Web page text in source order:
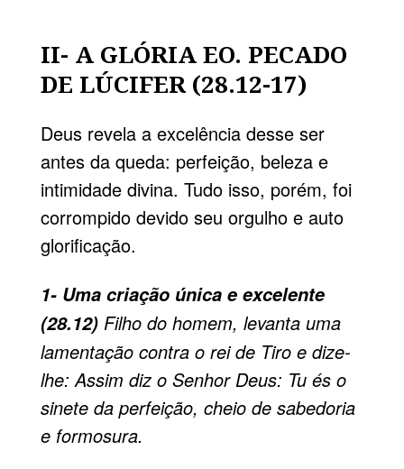
II- A GLÓRIA EO. PECADO
DE LÚCIFER (28.12-17)
Deus revela a excelência desse ser
antes da queda: perfeição, beleza e
intimidade divina. Tudo isso, porém, foi
corrompido devido seu orgulho e auto
glorificação.
1- Uma criação única e excelente
(28.12) Filho do homem, levanta uma
lamentação contra o rei de Tiro e dize-
lhe: Assim diz o Senhor Deus: Tu és o
sinete da perfeição, cheio de sabedoria
e formosura.